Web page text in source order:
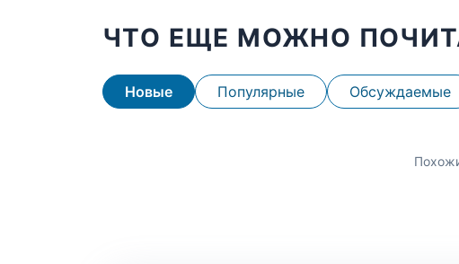
ЧТО ЕЩЕ МОЖНО
Новые Популярные Обсуждаемые